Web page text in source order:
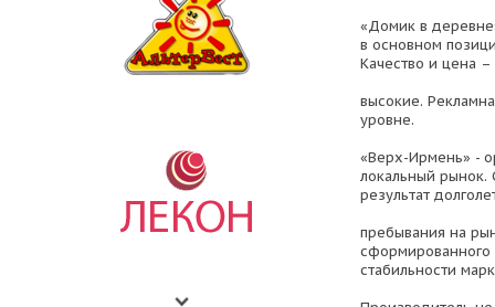
«Домик в
в основном
Качество и цена –
высокие.
уровне.
«Верх-Ирмень» -
локальный рынок.
результат
пребывания на
сформированного
стабильности